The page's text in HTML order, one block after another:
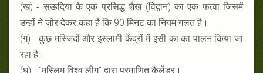
(ख) - सऊदिया के एक प्रसिद्ध शैख (विद्वान) का एक फत्वा जिसमें
उन्हों ने ज़ोर देकर कहा है कि 90 मिनट का नियम गलत है।
(ग) - कुछ मस्जिदों और इस्लामी केंद्रों में इसी का का पालन किया जा
रहा है।
(घ) - “मुस्लिम विश्व लीग” द्वारा प्रमाणित कैलेंडर।